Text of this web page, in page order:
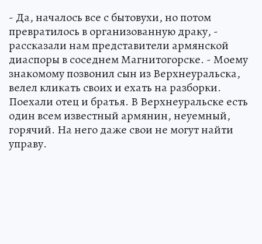
- Да, началось все с бытовухи, но потом
превратилось в организованную драку, -
рассказали нам представители армянской
диаспоры в соседнем Магнитогорске. - Моему
знакомому позвонил сын из Верхнеуральска,
велел кликать своих и ехать на разборки.
Поехали отец и братья. В Верхнеуральске есть
один всем известный армянин, неуемный,
горячий. На него даже свои не могут найти
управу.